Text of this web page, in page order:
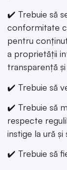
✔️ Trebuie să
conformitate
pentru
a proprietății
transparență
✔️ Trebuie să
✔️ Trebuie să
respecte
instige la ură
✔️ Trebuie să